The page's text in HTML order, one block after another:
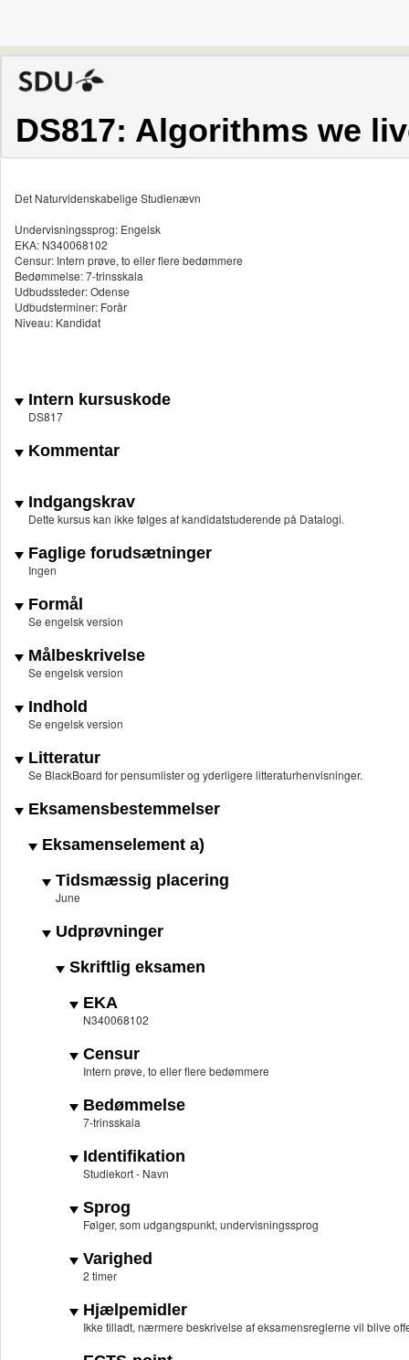
DS817: Algorithms we
Det Naturvidenskabelige Studienævn
Undervisningssprog: Engelsk
EKA: N340068102
Censur: Intern prøve, to eller flere bedømmere
Bedømmelse: 7-trinsskala
Udbudssteder: Odense
Udbudsterminer: Forår
Niveau: Kandidat
Intern kursuskode
DS817
Kommentar
Indgangskrav
Dette kursus kan ikke følges af kandidatstuderende på Datalogi.
Faglige forudsætninger
Ingen
Formål
Se engelsk version
Målbeskrivelse
Se engelsk version
Indhold
Se engelsk version
Litteratur
Se BlackBoard for pensumlister og yderligere litteraturhenvisninger.
Eksamensbestemmelser
Eksamenselement a)
Tidsmæssig placering
June
Udprøvninger
Skriftlig eksamen
EKA
N340068102
Censur
Intern prøve, to eller flere bedømmere
Bedømmelse
7-trinsskala
Identifikation
Studiekort - Navn
Sprog
Følger, som udgangspunkt, undervisningssprog
Varighed
2 timer
Hjælpemidler
Ikke tilladt, nærmere beskrivelse af eksamensreglerne vil blive